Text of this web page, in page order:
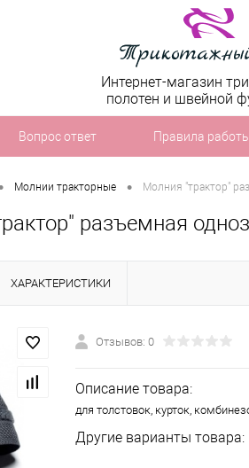
Интернет-магазин
полотен и швейной
Вопрос ответ Правила
Молнии тракторные • Молния "трактор"
разъемная
ХАРАКТЕРИСТИКИ
Отзывов: 0
Описание товара:
для толстовок, курток,
Другие варианты товара: